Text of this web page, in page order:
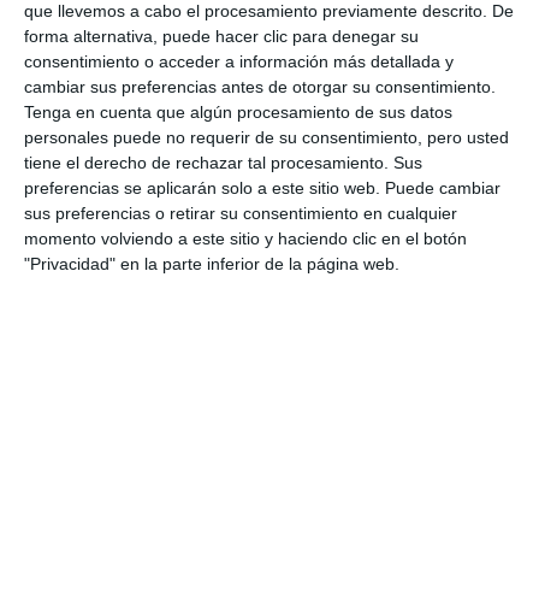
que llevemos a cabo el procesamiento previamente descrito. De
forma alternativa, puede hacer clic para denegar su
consentimiento o acceder a información más detallada y
cambiar sus preferencias antes de otorgar su consentimiento.
Tenga en cuenta que algún procesamiento de sus datos
personales puede no requerir de su consentimiento, pero usted
tiene el derecho de rechazar tal procesamiento. Sus
preferencias se aplicarán solo a este sitio web. Puede cambiar
sus preferencias o retirar su consentimiento en cualquier
momento volviendo a este sitio y haciendo clic en el botón
"Privacidad" en la parte inferior de la página web.